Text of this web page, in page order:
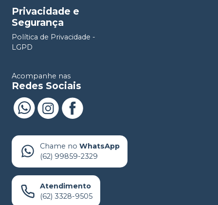
Privacidade e
Segurança
Política de Privacidade -
LGPD
Acompanhe nas
Redes Sociais
Chame no WhatsApp
(62) 99859-2329
Atendimento
(62) 3328-9505